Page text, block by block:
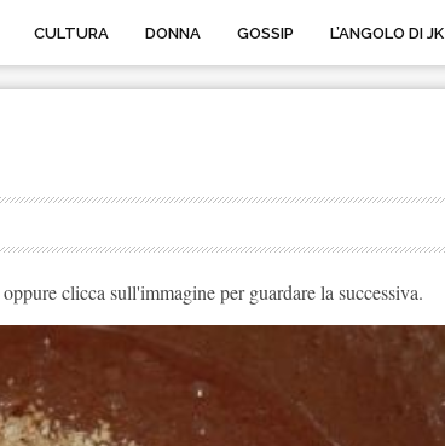
CULTURA DONNA GOSSIP L’ANGOLO DI JK
oppure clicca sull'immagine per guardare la successiva.